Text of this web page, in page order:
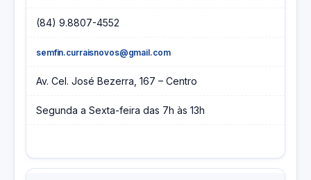
(84) 9.8807-4552
semfin.curraisnovos@gmail.com
Av. Cel. José Bezerra, 167 – Centro
Segunda a Sexta-feira das 7h às 13h